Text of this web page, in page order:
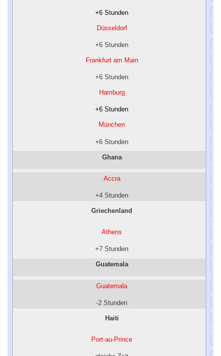
+6 Stunden
Düsseldorf
+6 Stunden
Frankfurt am Main
+6 Stunden
Hamburg
+6 Stunden
München
+6 Stunden
Ghana
Accra
+4 Stunden
Griechenland
Athens
+7 Stunden
Guatemala
Guatemala
-2 Stunden
Haiti
Port-au-Prince